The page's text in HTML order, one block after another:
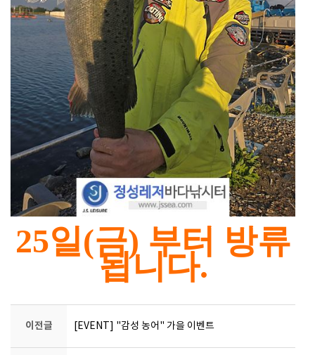
25일(금) 부터 방류
됩니다.
이전글 [EVENT] "감성 농어" 가을 이벤트